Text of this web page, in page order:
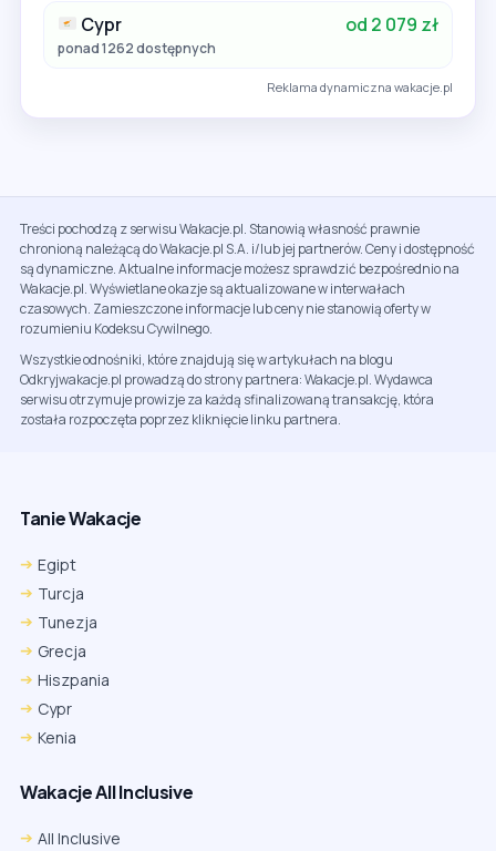
Cypr od 2 079 zł
ponad 1262 dostępnych
Reklama dynamiczna wakacje.pl
Treści pochodzą z serwisu Wakacje.pl. Stanowią własność prawnie
chronioną należącą do Wakacje.pl S.A. i/lub jej partnerów. Ceny i dostępność
są dynamiczne. Aktualne informacje możesz sprawdzić bezpośrednio na
Wakacje.pl. Wyświetlane okazje są aktualizowane w interwałach
czasowych. Zamieszczone informacje lub ceny nie stanowią oferty w
rozumieniu Kodeksu Cywilnego.
Wszystkie odnośniki, które znajdują się w artykułach na blogu
Odkryjwakacje.pl prowadzą do strony partnera: Wakacje.pl. Wydawca
serwisu otrzymuje prowizje za każdą sfinalizowaną transakcję, która
została rozpoczęta poprzez kliknięcie linku partnera.
Tanie Wakacje
Egipt
Turcja
Tunezja
Grecja
Hiszpania
Cypr
Kenia
Wakacje All Inclusive
All Inclusive